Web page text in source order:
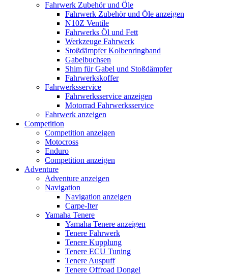
Fahrwerk Zubehör und Öle
Fahrwerk Zubehör und Öle anzeigen
N10Z Ventile
Fahrwerks Öl und Fett
Werkzeuge Fahrwerk
Stoßdämpfer Kolbenringband
Gabelbuchsen
Shim für Gabel und Stoßdämpfer
Fahrwerkskoffer
Fahrwerksservice
Fahrwerksservice anzeigen
Motorrad Fahrwerksservice
Fahrwerk anzeigen
Competition
Competition anzeigen
Motocross
Enduro
Competition anzeigen
Adventure
Adventure anzeigen
Navigation
Navigation anzeigen
Carpe-Iter
Yamaha Tenere
Yamaha Tenere anzeigen
Tenere Fahrwerk
Tenere Kupplung
Tenere ECU Tuning
Tenere Auspuff
Tenere Offroad Dongel